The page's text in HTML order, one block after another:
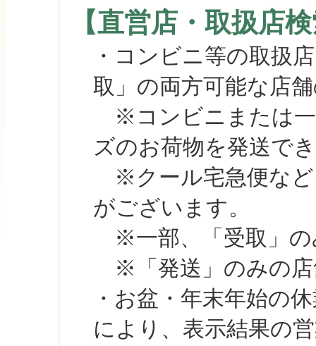
【直営店・取扱店
・コンビニ等の取扱
取」の両方可能な店
※コンビニまたは一
ズのお荷物を発送で
※クール宅急便など
がございます。
※一部、「受取」の
※「発送」のみの店
・お盆・年末年始の
により、表示結果の